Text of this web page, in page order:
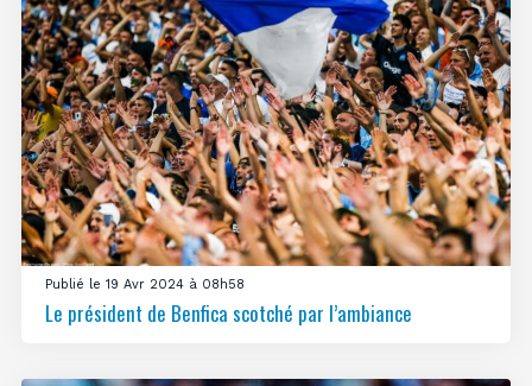
Publié le 19 Avr 2024 à 08h58
Le président de Benfica scotché par l’ambiance